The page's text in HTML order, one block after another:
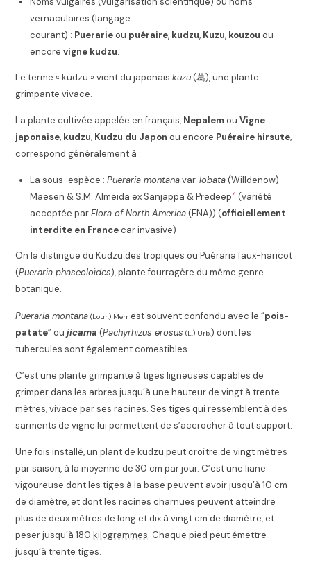
vernaculaires (langage
courant) : Puerarieou puéraire, kudzu, Kuzu, kouzou ou
encorevigne kudzu.
Le terme « kudzu » vient du japonaiskuzu(葛), une plante
grimpante vivace.
La plante cultivée appelée en français, NepalemouVigne
japonaise, kudzu, Kudzu du Japon ou encore Puéraire hirsute,
correspond généralement à :
La sous-espèce :Pueraria montanavar.lobata(Willdenow)
Maesen & S.M. Almeida ex Sanjappa & Predeep4 (variété
acceptée parFlora of North America(FNA)) (officiellement
interdite en Francecar invasive)
On la distingue du Kudzu des tropiques ou Puéraria faux-haricot
(Pueraria phaseoloïdes), plante fourragère du même genre
botanique.
Pueraria montana (Lour.) Merr est souvent confondu avec le “pois-
patate” oujicama (Pachyrhizus erosus (L.) Urb.) dont les
tubercules sont également comestibles.
C’est une plante grimpante à tiges ligneuses capables de
grimper dans les arbres jusqu’à une hauteur de vingt à trente
mètres, vivace par ses racines. Ses tiges qui ressemblent à des
sarments de vigne lui permettent de s’accrocher à tout support.
Une fois installé, un plant de kudzu peut croître de vingt mètres
par saison, à la moyenne de 30 cm par jour. C’est une liane
vigoureuse dont les tiges à la base peuvent avoir jusqu’à 10 cm
de diamètre, et dont les racines charnues peuvent atteindre
plus de deux mètres de long et dix à vingt cm de diamètre, et
peser jusqu’à 180kilogrammes. Chaque pied peut émettre
jusqu’à trente tiges.